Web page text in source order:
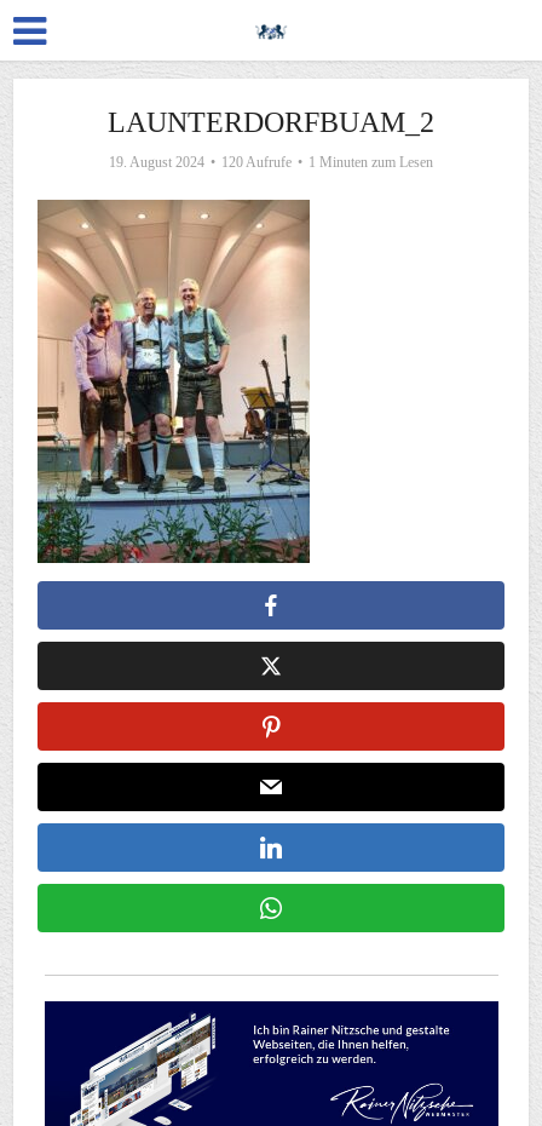
LAUNTERDORFBUAM_2
19. August 2024 120 Aufrufe 1 Minuten zum Lesen